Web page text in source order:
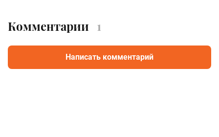
Комментарии 1
Написать комментарий